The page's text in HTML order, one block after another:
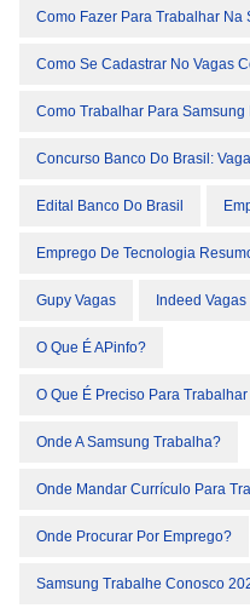
Como Fazer Para Trabalhar Na
Como Se Cadastrar No Vagas
Como Trabalhar Para Samsung
Concurso Banco Do Brasil:
Edital Banco Do Brasil
Emprego De Tecnologia
Gupy Vagas Indeed Vagas
O Que É APinfo?
O Que É Preciso Para
Onde A Samsung Trabalha?
Onde Mandar Currículo Para
Onde Procurar Por Emprego?
Samsung Trabalhe Conosco